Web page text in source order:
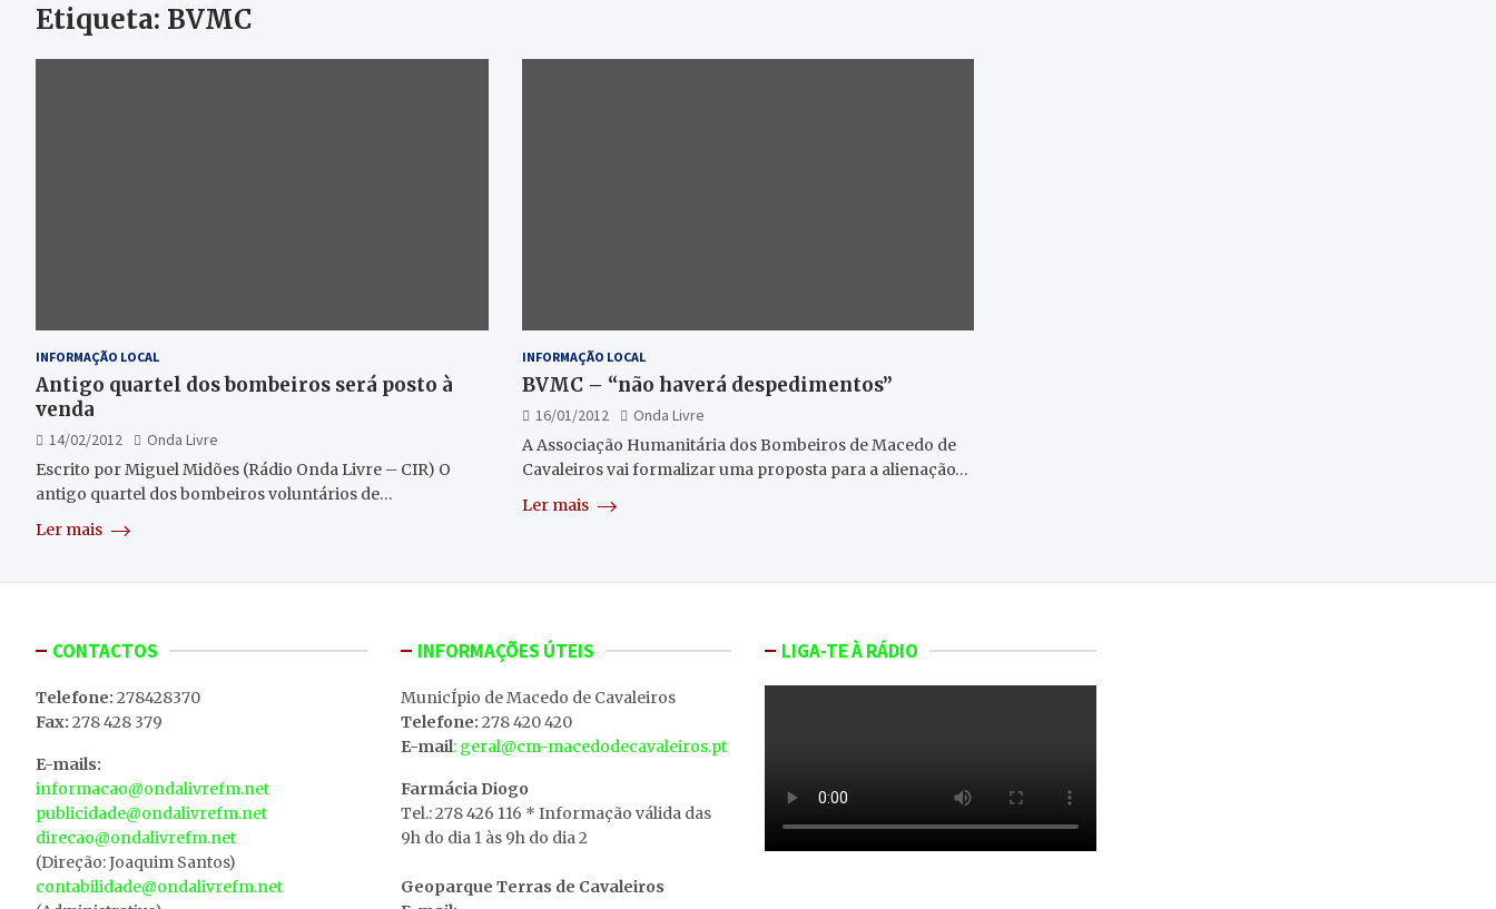
Etiqueta: BVMC
INFORMAÇÃO LOCAL
Antigo quartel dos bombeiros será posto à
venda
14/02/2012
Onda Livre
Escrito por Miguel Midões (Rádio Onda Livre – CIR) O
antigo quartel dos bombeiros voluntários de…
Ler mais
INFORMAÇÃO LOCAL
BVMC – “não haverá despedimentos”
16/01/2012
Onda Livre
A Associação Humanitária dos Bombeiros de Macedo de
Cavaleiros vai formalizar uma proposta para a alienação…
Ler mais
CONTACTOS
Telefone: 278428370
Fax: 278 428 379
E-mails:
informacao@ondalivrefm.net
publicidade@ondalivrefm.net
direcao@ondalivrefm.net
(Direção: Joaquim Santos)
contabilidade@ondalivrefm.net
INFORMAÇÕES ÚTEIS
MunicÍpio de Macedo de Cavaleiros
Telefone: 278 420 420
E-mail: geral@cm-macedodecavaleiros.pt
Farmácia Diogo
Tel.: 278 426 116 * Informação válida das
9h do dia 1 às 9h do dia 2
Geoparque Terras de Cavaleiros
LIGA-TE À RÁDIO